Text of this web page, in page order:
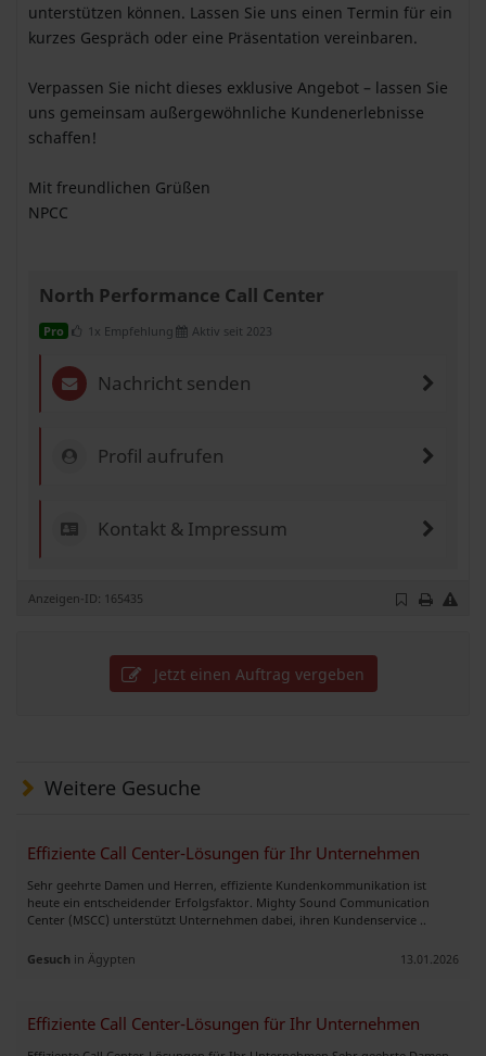
unterstützen können. Lassen Sie uns einen Termin für ein
kurzes Gespräch oder eine Präsentation vereinbaren.
Verpassen Sie nicht dieses exklusive Angebot – lassen Sie
uns gemeinsam außergewöhnliche Kundenerlebnisse
schaffen!
Mit freundlichen Grüßen
NPCC
North Performance Call Center
Pro 1x Empfehlung Aktiv seit 2023
Nachricht senden
Profil aufrufen
Kontakt & Impressum
Anzeigen-ID: 165435
Jetzt einen Auftrag vergeben
Weitere Gesuche
Effiziente Call Center-Lösungen für Ihr Unternehmen
Sehr geehrte Damen und Herren, effiziente Kundenkommunikation ist
heute ein entscheidender Erfolgsfaktor. Mighty Sound Communication
Center (MSCC) unterstützt Unternehmen dabei, ihren Kundenservice ..
Gesuch in Ägypten 13.01.2026
Effiziente Call Center-Lösungen für Ihr Unternehmen